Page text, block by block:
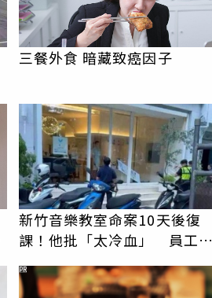
三餐外食 暗藏致癌因子
新竹音樂教室命案10天後復
課！他批「太冷血」 員工怒
駁：閉上嘴
PR